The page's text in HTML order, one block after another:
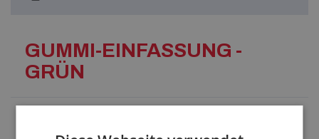
GUMMI-EINFASSUNG -
GRÜN